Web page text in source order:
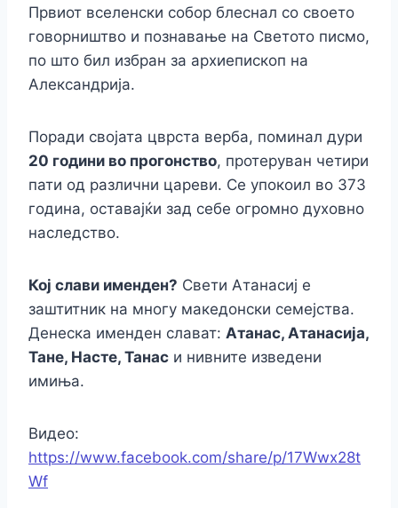
Првиот вселенски собор блеснал со своето
говорништво и познавање на Светото писмо,
по што бил избран за архиепископ на
Александрија.
Поради својата цврста верба, поминал дури
20 години во прогонство, протеруван четири
пати од различни цареви. Се упокоил во 373
година, оставајќи зад себе огромно духовно
наследство.
Кој слави именден? Свети Атанасиј е
заштитник на многу македонски семејства.
Денеска именден слават: Атанас, Атанасија,
Тане, Насте, Танас и нивните изведени
имиња.
Видео:
https://www.facebook.com/share/p/17Wwx28t
Wf